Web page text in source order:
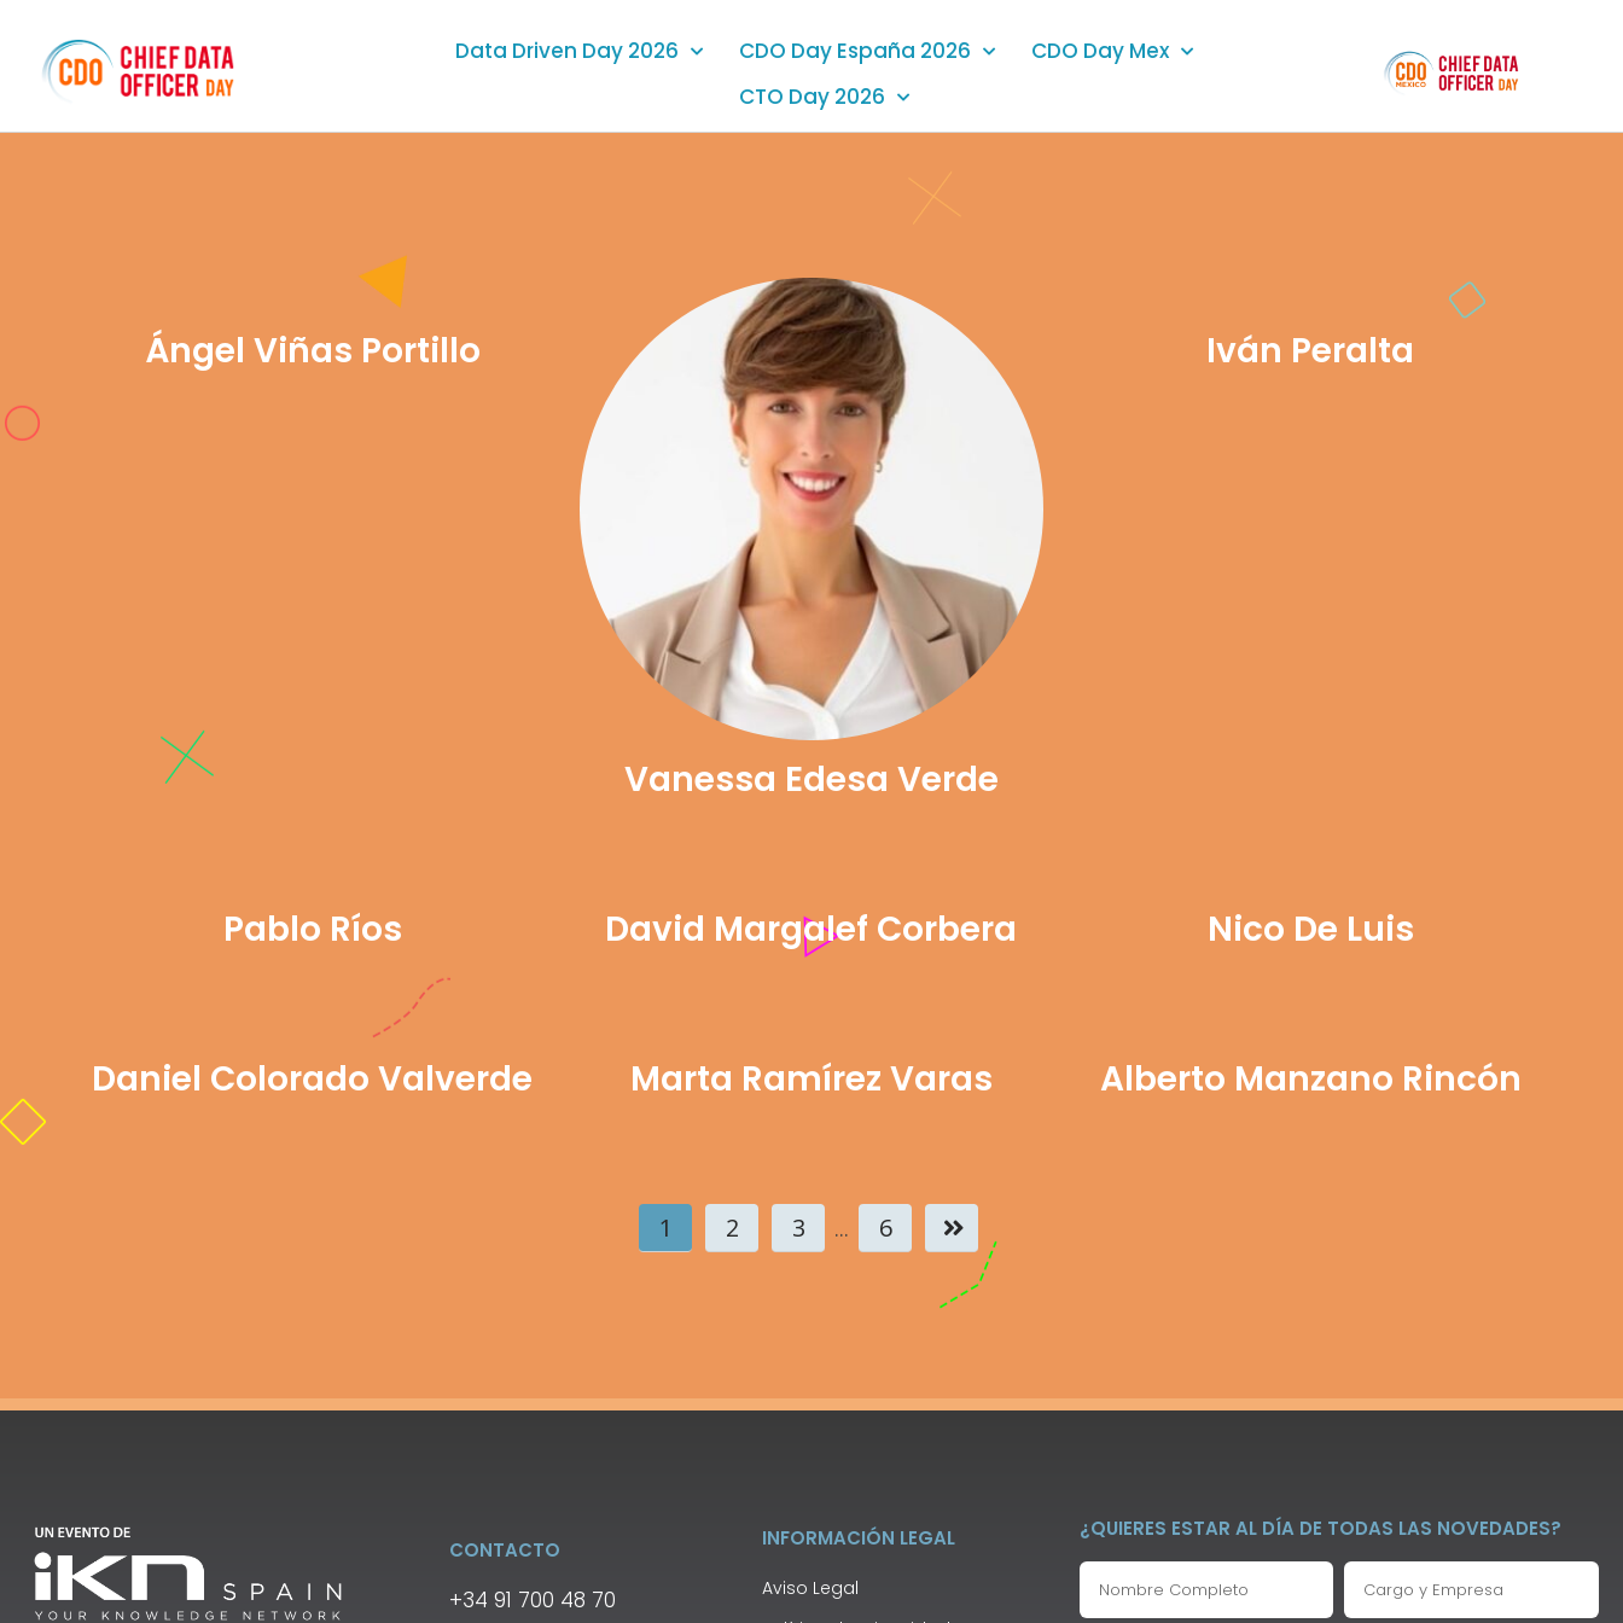
Data Driven Day 2026 CDO Day España 2026
CDO Day Mex
CTO Day 2026
Ángel Viñas Portillo
Vanessa Edesa Verde
Iván Peralta
Pablo Ríos David Margalef Corbera Nico De Luis
Daniel Colorado Valverde Marta Ramírez Varas Alberto Manzano Rincón
1 2 3 ... 6
CONTACTO
+34 91 700 48 70
INFORMACIÓN LEGAL
Aviso Legal
¿QUIERES ESTAR AL DÍA DE TODAS LAS NOVEDADES?